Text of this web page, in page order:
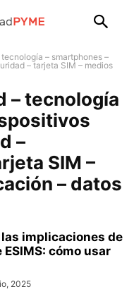
– smartphones –
– tarjeta SIM – medios
– tecnología
–
SIM –
– datos
implicaciones de
cómo usar
2025